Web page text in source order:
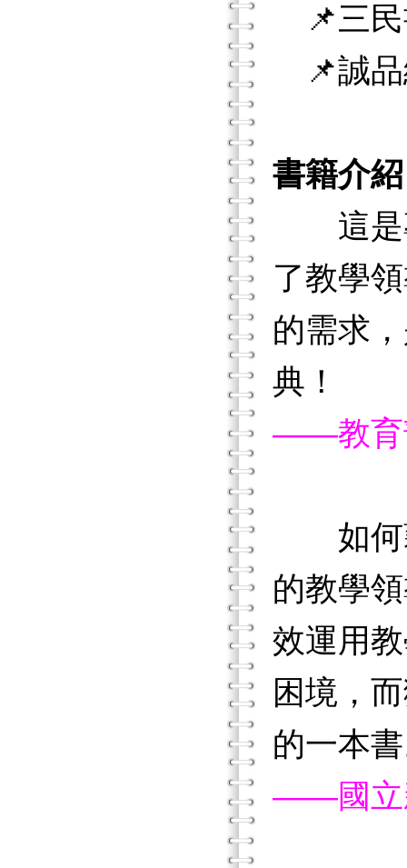
📌三民
📌誠品
書籍介紹
這是專
了教學
的需求
典！
——教育
如
的教學
效運用
困境，
的一本
——國立